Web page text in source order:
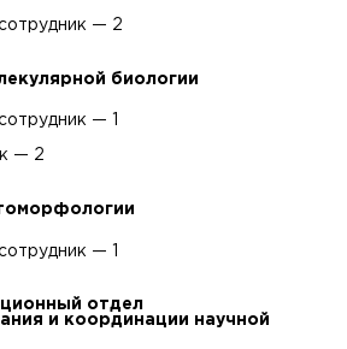
— 2
биологии
— 1
— 2
— 1
отдел
и координации научной